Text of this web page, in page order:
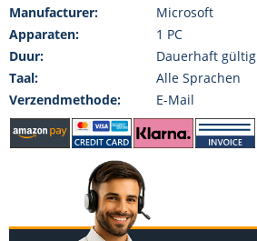
Manufacturer:
Microsoft
Apparaten:
1 PC
Duur:
Dauerhaft gültig
Taal:
Alle Sprachen
Verzendmethode:
E-Mail